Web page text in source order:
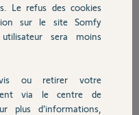
Relais Radio grâce à un appui
Le refus des cookies
sur le site Somfy
sera moins
ou retirer votre
via le centre de
plus d’informations,